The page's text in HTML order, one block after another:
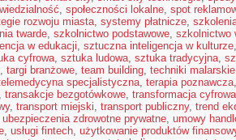
, społeczności lokalne, spot
rozwoju miasta, systemy płatnicze,
twarde, szkolnictwo podstawowe, szkolnictwo
w edukacji, sztuczna inteligencja w kulturze
cyfrowa, sztuka ludowa, sztuka tradycyjna,
, targi branżowe, team building, techniki malarskie
specjalistyczna, terapia poznawcza
, transakcje bezgotówkowe, transformacja cyfrowa
, transport miejski, transport publiczny, trend
ubezpieczenia zdrowotne prywatne, umowy
, usługi fintech, użytkowanie produktów